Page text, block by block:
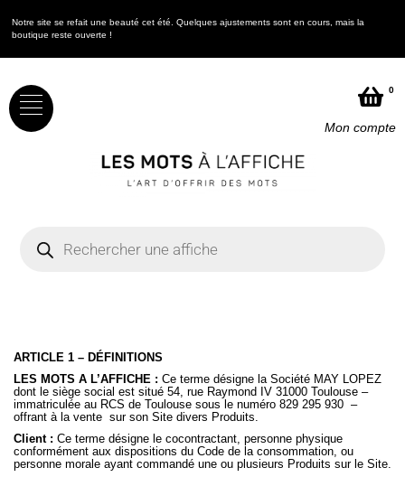
Notre site se refait une beauté cet été. Quelques ajustements sont en cours, mais la
boutique reste ouverte !
0
Mon compte
ARTICLE 1 – DÉFINITIONS
LES MOTS A L’AFFICHE : Ce terme désigne la Société MAY LOPEZ
dont le siège social est situé 54, rue Raymond IV 31000 Toulouse –
immatriculée au RCS de Toulouse sous le numéro 829 295 930 –
offrant à la vente sur son Site divers Produits.
Client : Ce terme désigne le cocontractant, personne physique
conformément aux dispositions du Code de la consommation, ou
personne morale ayant commandé une ou plusieurs Produits sur le Site.